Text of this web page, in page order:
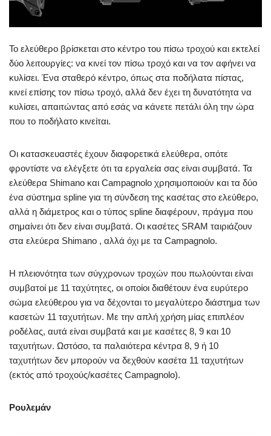
Το ελεύθερο βρίσκεται στο κέντρο του πίσω τροχού και εκτελεί
δύο λειτουργίες: να κινεί τον πίσω τροχό και να τον αφήνει να
κυλίσει. Ένα σταθερό κέντρο, όπως στα ποδήλατα πίστας,
κινεί επίσης τον πίσω τροχό, αλλά δεν έχει τη δυνατότητα να
κυλίσει, απαιτώντας από εσάς να κάνετε πετάλι όλη την ώρα
που το ποδήλατο κινείται.
Οι κατασκευαστές έχουν διαφορετικά ελεύθερα, οπότε
φροντίστε να ελέγξετε ότι τα εργαλεία σας είναι συμβατά. Τα
ελεύθερα Shimano και Campagnolo χρησιμοποιούν και τα δύο
ένα σύστημα spline για τη σύνδεση της κασέτας στο ελεύθερο,
αλλά η διάμετρος και ο τύπος spline διαφέρουν, πράγμα που
σημαίνει ότι δεν είναι συμβατά. Οι κασέτες SRAM ταιριάζουν
στα ελεύερα Shimano , αλλά όχι με τα Campagnolo.
Η πλειονότητα των σύγχρονων τροχών που πωλούνται είναι
συμβατοί με 11 ταχύτητες, οι οποίοι διαθέτουν ένα ευρύτερο
σώμα ελεύθερου για να δέχονται το μεγαλύτερο διάστημα των
κασετών 11 ταχυτήτων. Με την απλή χρήση μίας επιπλέον
ροδέλας, αυτά είναι συμβατά και με κασέτες 8, 9 και 10
ταχυτήτων. Ωστόσο, τα παλαιότερα κέντρα 8, 9 ή 10
ταχυτήτων δεν μπορούν να δεχθούν κασέτα 11 ταχυτήτων
(εκτός από τροχούς/κασέτες Campagnolo).
Ρουλεμάν